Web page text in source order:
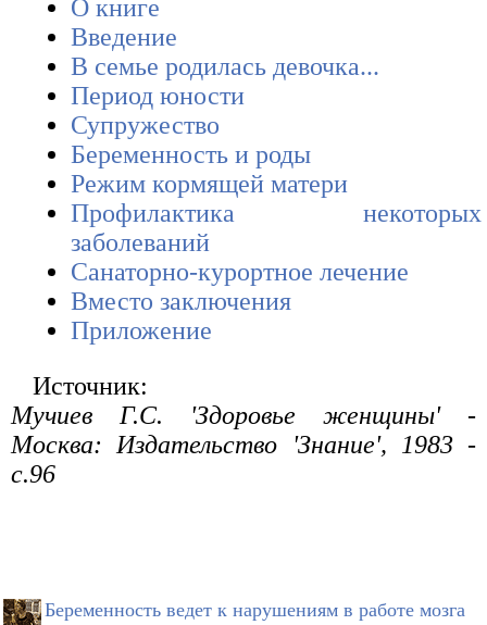
О книге
Введение
В семье родилась девочка...
Период юности
Супружество
Беременность и роды
Режим кормящей матери
Профилактика некоторых
заболеваний
Санаторно-курортное лечение
Вместо заключения
Приложение
Источник:
Мучиев Г.С. 'Здоровье женщины' -
Москва: Издательство 'Знание', 1983 -
с.96
Беременность ведет к нарушениям в работе мозга